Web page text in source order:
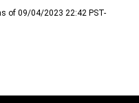
of 09/04/2023 22:42 PST-